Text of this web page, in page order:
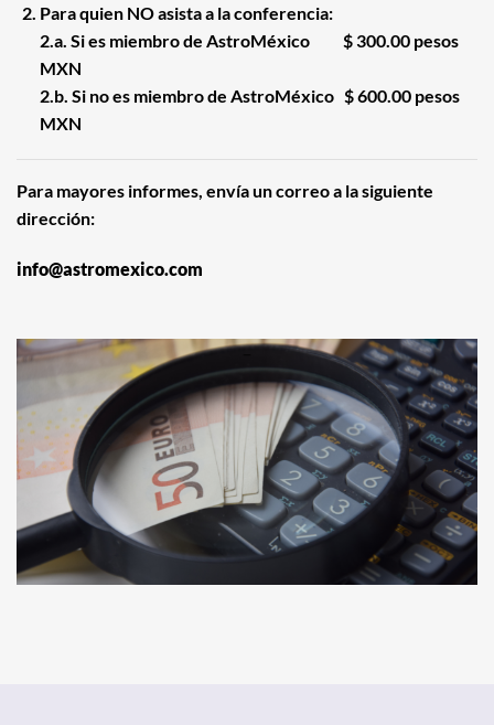
Para quien NO asista a la conferencia:
2.a. Si es miembro de AstroMéxico $ 300.00 pesos
MXN
2.b. Si no es miembro de AstroMéxico $ 600.00 pesos
MXN
Para mayores informes, envía un correo a la siguiente
dirección:
info@astromexico.com